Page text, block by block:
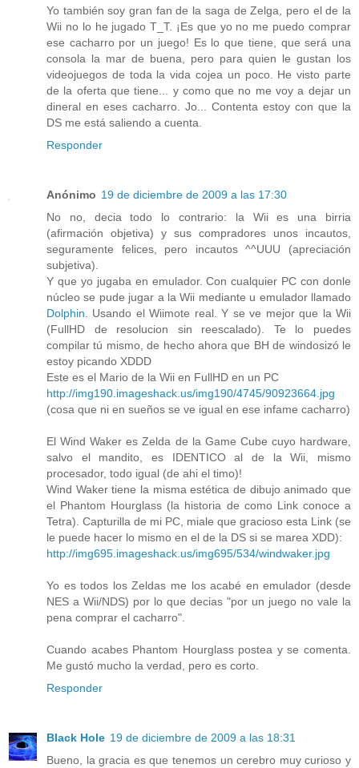
Yo también soy gran fan de la saga de Zelga, pero el de la
Wii no lo he jugado T_T. ¡Es que yo no me puedo comprar
ese cacharro por un juego! Es lo que tiene, que será una
consola la mar de buena, pero para quien le gustan los
videojuegos de toda la vida cojea un poco. He visto parte
de la oferta que tiene... y como que no me voy a dejar un
dineral en eses cacharro. Jo... Contenta estoy con que la
DS me está saliendo a cuenta.
Responder
Anónimo 19 de diciembre de 2009 a las 17:30
No no, decia todo lo contrario: la Wii es una birria
(afirmación objetiva) y sus compradores unos incautos,
seguramente felices, pero incautos ^^UUU (apreciación
subjetiva).
Y que yo jugaba en emulador. Con cualquier PC con donle
núcleo se pude jugar a la Wii mediante u emulador llamado
Dolphin . Usando el Wiimote real. Y se ve mejor que la Wii
(FullHD de resolucion sin reescalado). Te lo puedes
compilar tú mismo, de hecho ahora que BH de windosizó le
estoy picando XDDD
Este es el Mario de la Wii en FullHD en un PC
http://img190.imageshack.us/img190/4745/90923664.jpg
(cosa que ni en sueños se ve igual en ese infame cacharro)
El Wind Waker es Zelda de la Game Cube cuyo hardware,
salvo el mandito, es IDENTICO al de la Wii, mismo
procesador, todo igual (de ahi el timo)!
Wind Waker tiene la misma estética de dibujo animado que
el Phantom Hourglass (la historia de como Link conoce a
Tetra). Capturilla de mi PC, miale que gracioso esta Link (se
le puede hacer lo mismo en el de la DS si se marea XDD):
http://img695.imageshack.us/img695/534/windwaker.jpg
Yo es todos los Zeldas me los acabé en emulador (desde
NES a Wii/NDS) por lo que decias "por un juego no vale la
pena comprar el cacharro".
Cuando acabes Phantom Hourglass postea y se comenta.
Me gustó mucho la verdad, pero es corto.
Responder
Black Hole 19 de diciembre de 2009 a las 18:31
Bueno, la gracia es que tenemos un cerebro muy curioso y